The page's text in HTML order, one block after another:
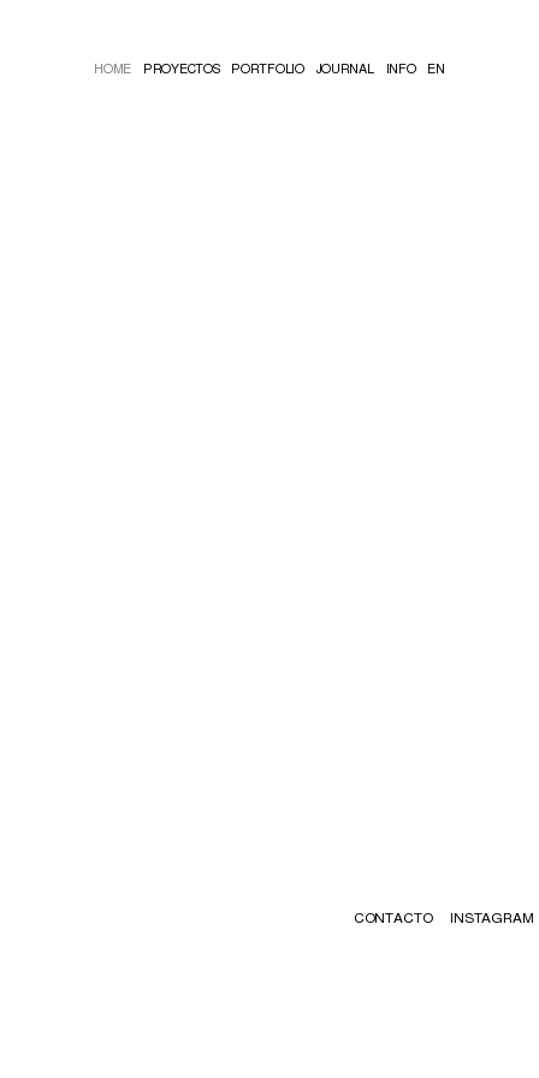
HOME PROYECTOS PORTFOLIO JOURNAL INFO EN
CONTACTO INSTAGRAM